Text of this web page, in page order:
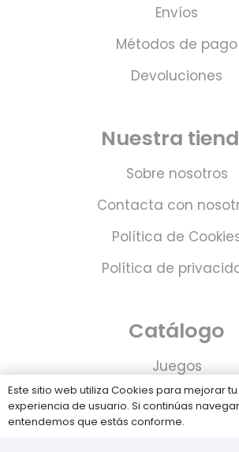
Envíos
Métodos de pago
Devoluciones
Nuestra
Sobre nosotros
Contacta con
Política de
Política de
Catálogo
Juegos
Consolas
Accesorios para tu
Este sitio web utiliza Cookies para mejorar tu
experiencia de usuario. Si continúas
entendemos que estás conforme.